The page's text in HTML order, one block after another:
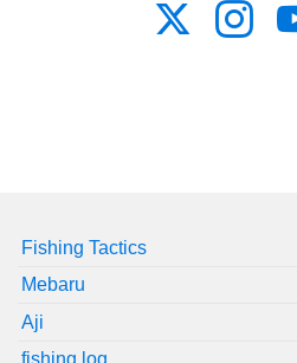
Fishing Tactics
Mebaru
Aji
fishing log